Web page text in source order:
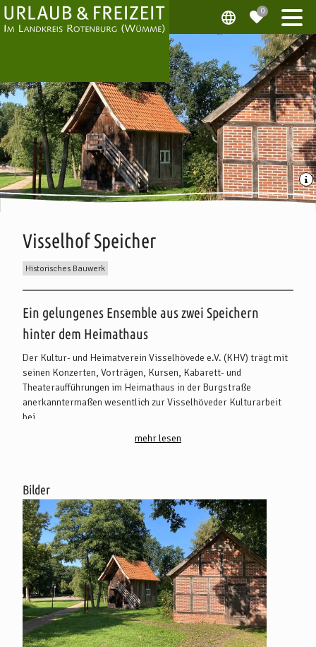
Visselhof Speicher
Historisches Bauwerk
Beschreibung
Ein gelungenes Ensemble aus zwei Speichern
hinter dem Heimathaus
Der Kultur- und Heimatverein Visselhövede e.V. (KHV) trägt mit
seinen Konzerten, Vorträgen, Kursen, Kabarett- und
Theateraufführungen im Heimathaus in der Burgstraße
anerkanntermaßen wesentlich zur Visselhöveder Kulturarbeit
bei.
Die beiden Speicher wurden 2006 nach langer Vorlaufzeit an
Hof. Der Honigspeicher ist von Irmgard von Deylen von der
ehemaligen Mühle in Buchholz. Diese historischen Speicher
haben die Eigentümer dem Heimatverein gespendet. Drei Wochen
nach begonnener Bautätigkeit konnte am 4. August 2006
Richtfest gefeiert werden.
Im Jahr 2013 wurde der Charakter des Visselhofes durch einen
Bienenzaun hinter dem Heimathaus aufgewertet, an den sich eine
Remise anfügt. Dadurch entstand gleichzeitig eine
Hofabgrenzung.
mehr lesen
Bilder